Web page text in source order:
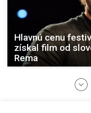
Hlavnú cenu
získal film od
Rema